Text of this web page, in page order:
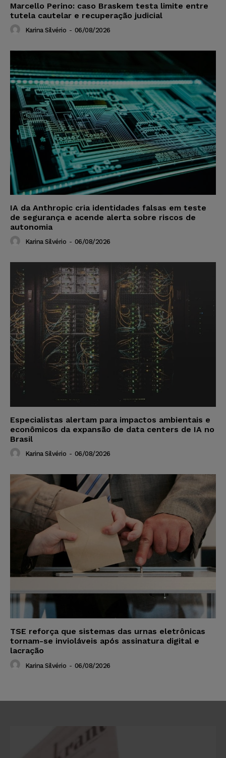
Marcello Perino: caso Braskem testa limite entre
tutela cautelar e recuperação judicial
Karina Silvério - 06/08/2026
IA da Anthropic cria identidades falsas em teste
de segurança e acende alerta sobre riscos de
autonomia
Karina Silvério - 06/08/2026
Especialistas alertam para impactos ambientais e
econômicos da expansão de data centers de IA no
Brasil
Karina Silvério - 06/08/2026
TSE reforça que sistemas das urnas eletrônicas
tornam-se invioláveis após assinatura digital e
lacração
Karina Silvério - 06/08/2026